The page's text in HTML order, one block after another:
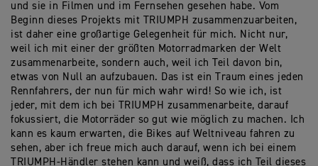
und sie in Filmen und im Fernsehen gesehen habe. Vom
Beginn dieses Projekts mit TRIUMPH zusammenzuarbeiten,
ist daher eine großartige Gelegenheit für mich. Nicht nur,
weil ich mit einer der größten Motorradmarken der Welt
zusammenarbeite, sondern auch, weil ich Teil davon bin,
etwas von Null an aufzubauen. Das ist ein Traum eines jeden
Rennfahrers, der nun für mich wahr wird! So wie ich, ist
jeder, mit dem ich bei TRIUMPH zusammenarbeite, darauf
fokussiert, die Motorräder so gut wie möglich zu machen. Ich
kann es kaum erwarten, die Bikes auf Weltniveau fahren zu
sehen, aber ich freue mich auch darauf, wenn ich bei einem
TRIUMPH-Händler stehen kann und weiß, dass ich Teil dieses